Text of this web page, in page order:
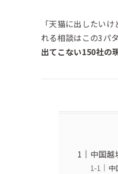
「天猫に出したい
れる相談はこの3パ
出てこない150社の
中国越
中